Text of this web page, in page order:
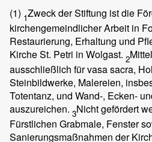
(1) 1Zweck der Stiftung ist die
kirchengemeindlicher Arbeit in
Restaurierung, Erhaltung und
Kirche St. Petri in Wolgast. 2
ausschließlich für vasa sacra,
Steinbildwerke, Malereien,
Totentanz, und Wand-, Ecken-
auszureichen. 3Nicht gefördert
Fürstlichen Grabmale, Fenster
Sanierungsmaßnahmen der